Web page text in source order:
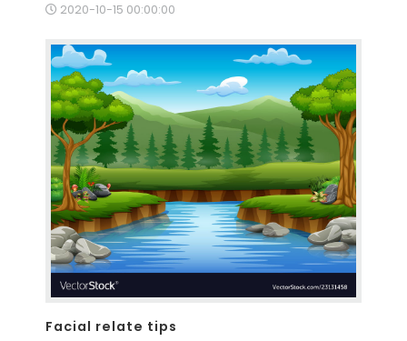
2020-10-15 00:00:00
Facial relate tips